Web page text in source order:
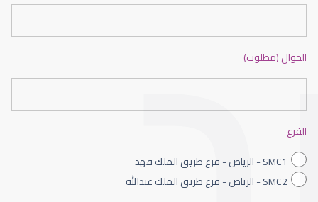
ضعف نظر الاطفال
الجوال (مطلوب)
الفرع
SMC1 - الرياض - فرع طريق الملك فهد
SMC2 - الرياض - فرع طريق الملك عبدالله